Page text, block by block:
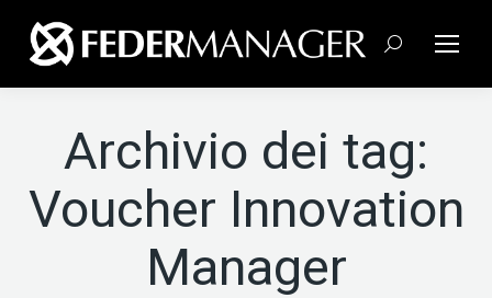
Cerca:
Archivio dei tag:
Voucher Innovation
Manager